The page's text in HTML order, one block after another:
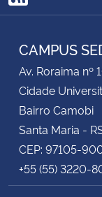
RSS
CAMPUS
Av. Roraima nº
Cidade
Bairro Camobi
Santa Maria -
CEP: 97105-
+55 (55) 3220-